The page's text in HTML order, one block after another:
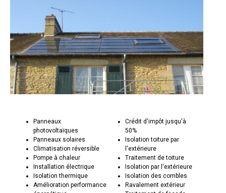
Panneaux
photovoltaïques
Panneaux solaires
Climatisation réversible
Pompe à chaleur
Installation électrique
Isolation thermique
Amélioration performance
Crédit d'impôt jusqu'à
50%
Isolation toiture par
l'extérieure
Traitement de toiture
Isolation par l'extérieure
Isolation des combles
Ravalement extérieur